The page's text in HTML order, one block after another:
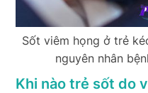
Sốt viêm họng ở trẻ
nguyên nhân
Khi nào trẻ sốt do